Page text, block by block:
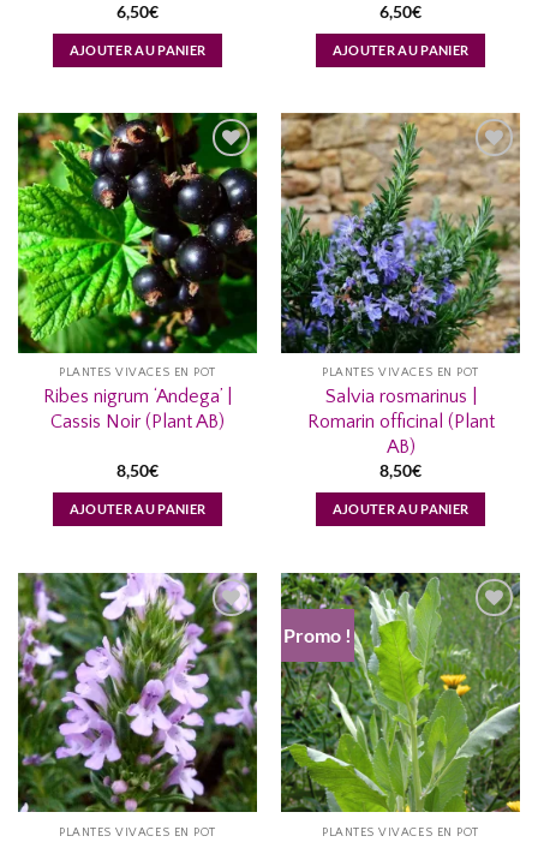
6,50€
AJOUTER AU PANIER
6,50€
AJOUTER AU PANIER
AJOUTER
À MA
LISTE
D’ENVIES...
PLANTES VIVACES EN POT
Ribes nigrum ‘Andega’ |
Cassis Noir (Plant AB)
8,50€
AJOUTER AU PANIER
AJOUTER
À MA
LISTE
D’ENVIES...
PLANTES VIVACES EN POT
Salvia rosmarinus |
Romarin officinal (Plant
AB)
8,50€
AJOUTER AU PANIER
AJOUTER
À MA
LISTE
D’ENVIES...
PLANTES VIVACES EN POT
Promo !
AJOUTER
À MA
LISTE
D’ENVIES...
PLANTES VIVACES EN POT